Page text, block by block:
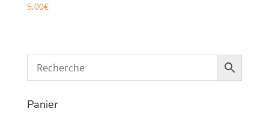
5,00€
Panier